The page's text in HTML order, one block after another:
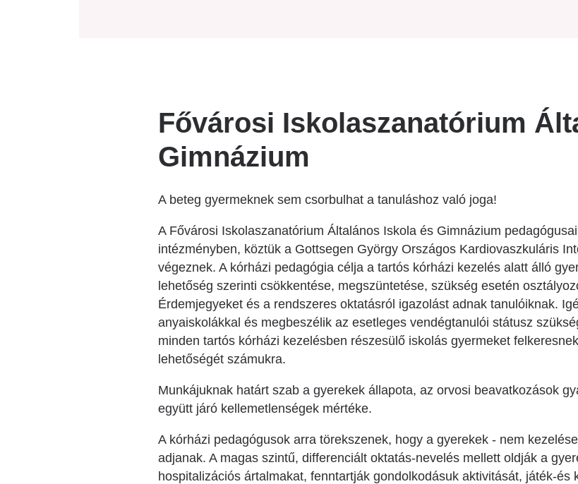
Nemzeti szívinfarktus regiszter
atlasza
Fővárosi Iskolaszanatórium
Gimnázium
A beteg gyermeknek sem csorbulhat a tanuláshoz való joga!
A Fővárosi Iskolaszanatórium Általános Iskola és Gimnázium
intézményben, köztük a Gottsegen György Országos Kardiovaszkuláris
végeznek. A kórházi pedagógia célja a tartós kórházi kezelés alatt álló
lehetőség szerinti csökkentése, megszüntetése, szükség esetén
Érdemjegyeket és a rendszeres oktatásról igazolást adnak tanulóiknak.
anyaiskolákkal és megbeszélik az esetleges vendégtanulói státusz
minden tartós kórházi kezelésben részesülő iskolás gyermeket
lehetőségét számukra.
Munkájuknak határt szab a gyerekek állapota, az orvosi beavatkozások
együtt járó kellemetlenségek mértéke.
A kórházi pedagógusok arra törekszenek, hogy a gyerekek - nem
adjanak. A magas szintű, differenciált oktatás-nevelés mellett oldják a
hospitalizációs ártalmakat, fenntartják gondolkodásuk aktivitását, játék-és